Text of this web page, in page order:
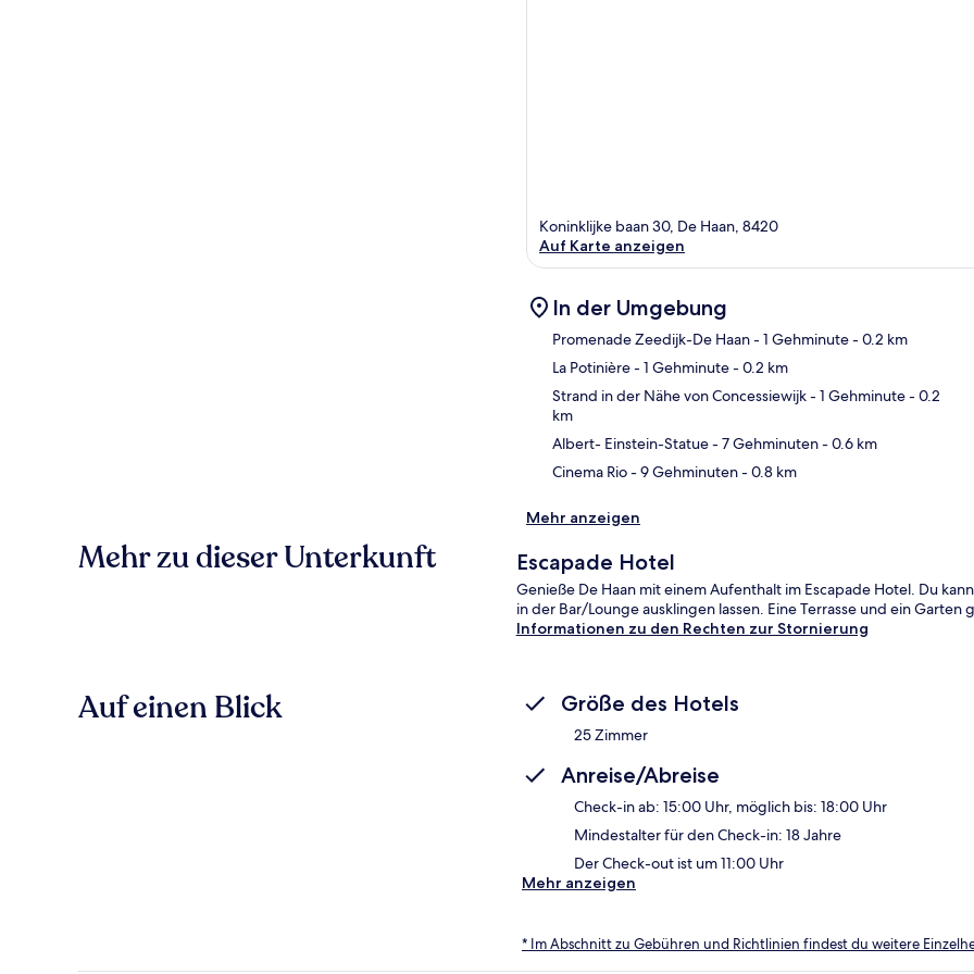
Koninklijke baan 30, De Haan, 8420
Auf Karte anzeigen
In der Umgebung
Promenade Zeedijk-De Haan- 1 Gehminute- 0.2 km
La Potinière- 1 Gehminute- 0.2 km
Strand in der Nähe von Concessiewijk- 1 Gehminute- 0.2
km
Albert- Einstein-Statue- 7 Gehminuten- 0.6 km
Cinema Rio- 9 Gehminuten- 0.8 km
Mehr anzeigen
Mehr zu dieser Unterkunft Escapade Hotel
Genieße De Haan mit einem Aufenthalt im Escapade Hotel. Du
in der Bar/Lounge ausklingen lassen. Eine Terrasse und ein
Informationen zu den Rechten zur Stornierung
Auf einen Blick Größe des Hotels
25 Zimmer
Anreise/Abreise
Check-in ab: 15:00 Uhr, möglich bis: 18:00 Uhr
Mindestalter für den Check-in: 18 Jahre
Der Check-out ist um 11:00 Uhr
Mehr anzeigen
* Im Abschnitt zu Gebühren und Richtlinien findest du weitere